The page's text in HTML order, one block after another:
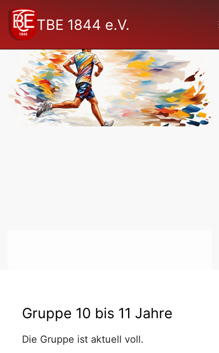
TBE 1844 e.V.
Gruppe 10 bis 11 Jahre
Die Gruppe ist aktuell voll.